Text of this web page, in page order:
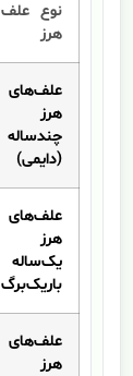
نوع علف
هرز
علف‌های
هرز
چندساله
(دایمی)
علف‌های
هرز
یک‌ساله
باریک‌برگ
علف‌های
هرز